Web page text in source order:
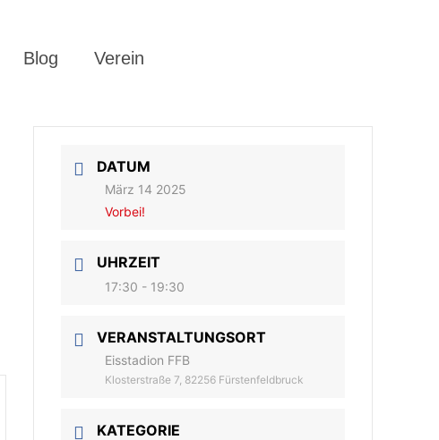
Blog Verein
DATUM
März 14 2025
Vorbei!
UHRZEIT
17:30 - 19:30
VERANSTALTUNGSORT
Eisstadion FFB
Klosterstraße 7, 82256 Fürstenfeldbruck
KATEGORIE